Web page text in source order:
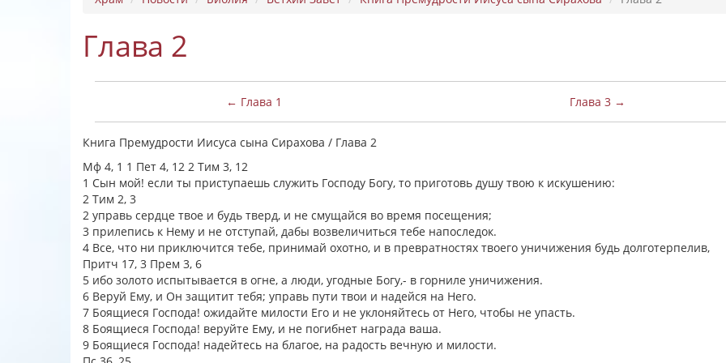
Глава 2
← Глава 1 Глава 3 →
Книга Премудрости Иисуса сына Сирахова / Глава 2
Мф 4, 1 1 Пет 4, 12 2 Тим 3, 12
1 Сын мой! если ты приступаешь служить Господу Богу, то приготовь душу твою к искушению:
2 Тим 2, 3
2 управь сердце твое и будь тверд, и не смущайся во время посещения;
3 прилепись к Нему и не отступай, дабы возвеличиться тебе напоследок.
4 Все, что ни приключится тебе, принимай охотно, и в превратностях твоего уничижения будь долготерпелив,
Притч 17, 3 Прем 3, 6
5 ибо золото испытывается в огне, а люди, угодные Богу,- в горниле уничижения.
6 Веруй Ему, и Он защитит тебя; управь пути твои и надейся на Него.
7 Боящиеся Господа! ожидайте милости Его и не уклоняйтесь от Него, чтобы не упасть.
8 Боящиеся Господа! веруйте Ему, и не погибнет награда ваша.
9 Боящиеся Господа! надейтесь на благое, на радость вечную и милости.